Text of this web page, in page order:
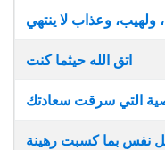
ولهيب، وعذاب لا ينتهي
اتق الله حيثما كنت
التي سرقت سعادتك
نفس بما كسبت رهينة